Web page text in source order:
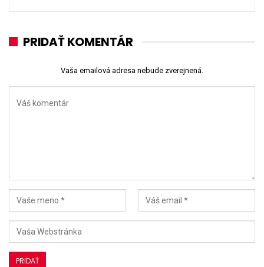
PRIDAŤ KOMENTÁR
Vaša emailová adresa nebude zverejnená.